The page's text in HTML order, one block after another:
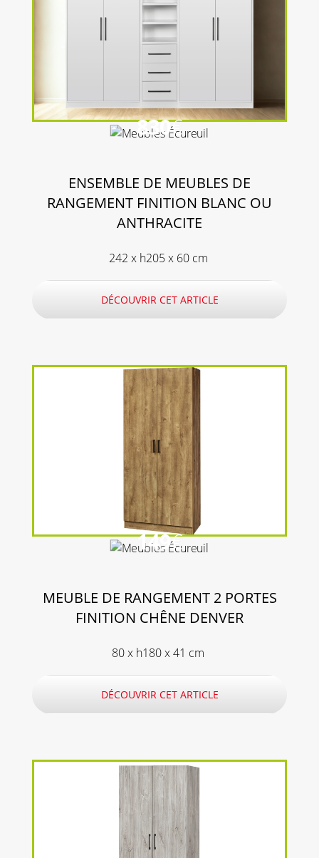
830€
ENSEMBLE DE MEUBLES DE
RANGEMENT FINITION BLANC OU
ANTHRACITE
242 x h205 x 60 cm
DÉCOUVRIR CET ARTICLE
149€
MEUBLE DE RANGEMENT 2 PORTES
FINITION CHÊNE DENVER
80 x h180 x 41 cm
DÉCOUVRIR CET ARTICLE